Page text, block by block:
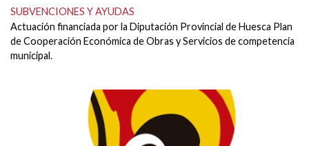
SUBVENCIONES Y AYUDAS
Actuación financiada por la Diputación Provincial de Huesca Plan
de Cooperación Económica de Obras y Servicios de competencia
municipal.